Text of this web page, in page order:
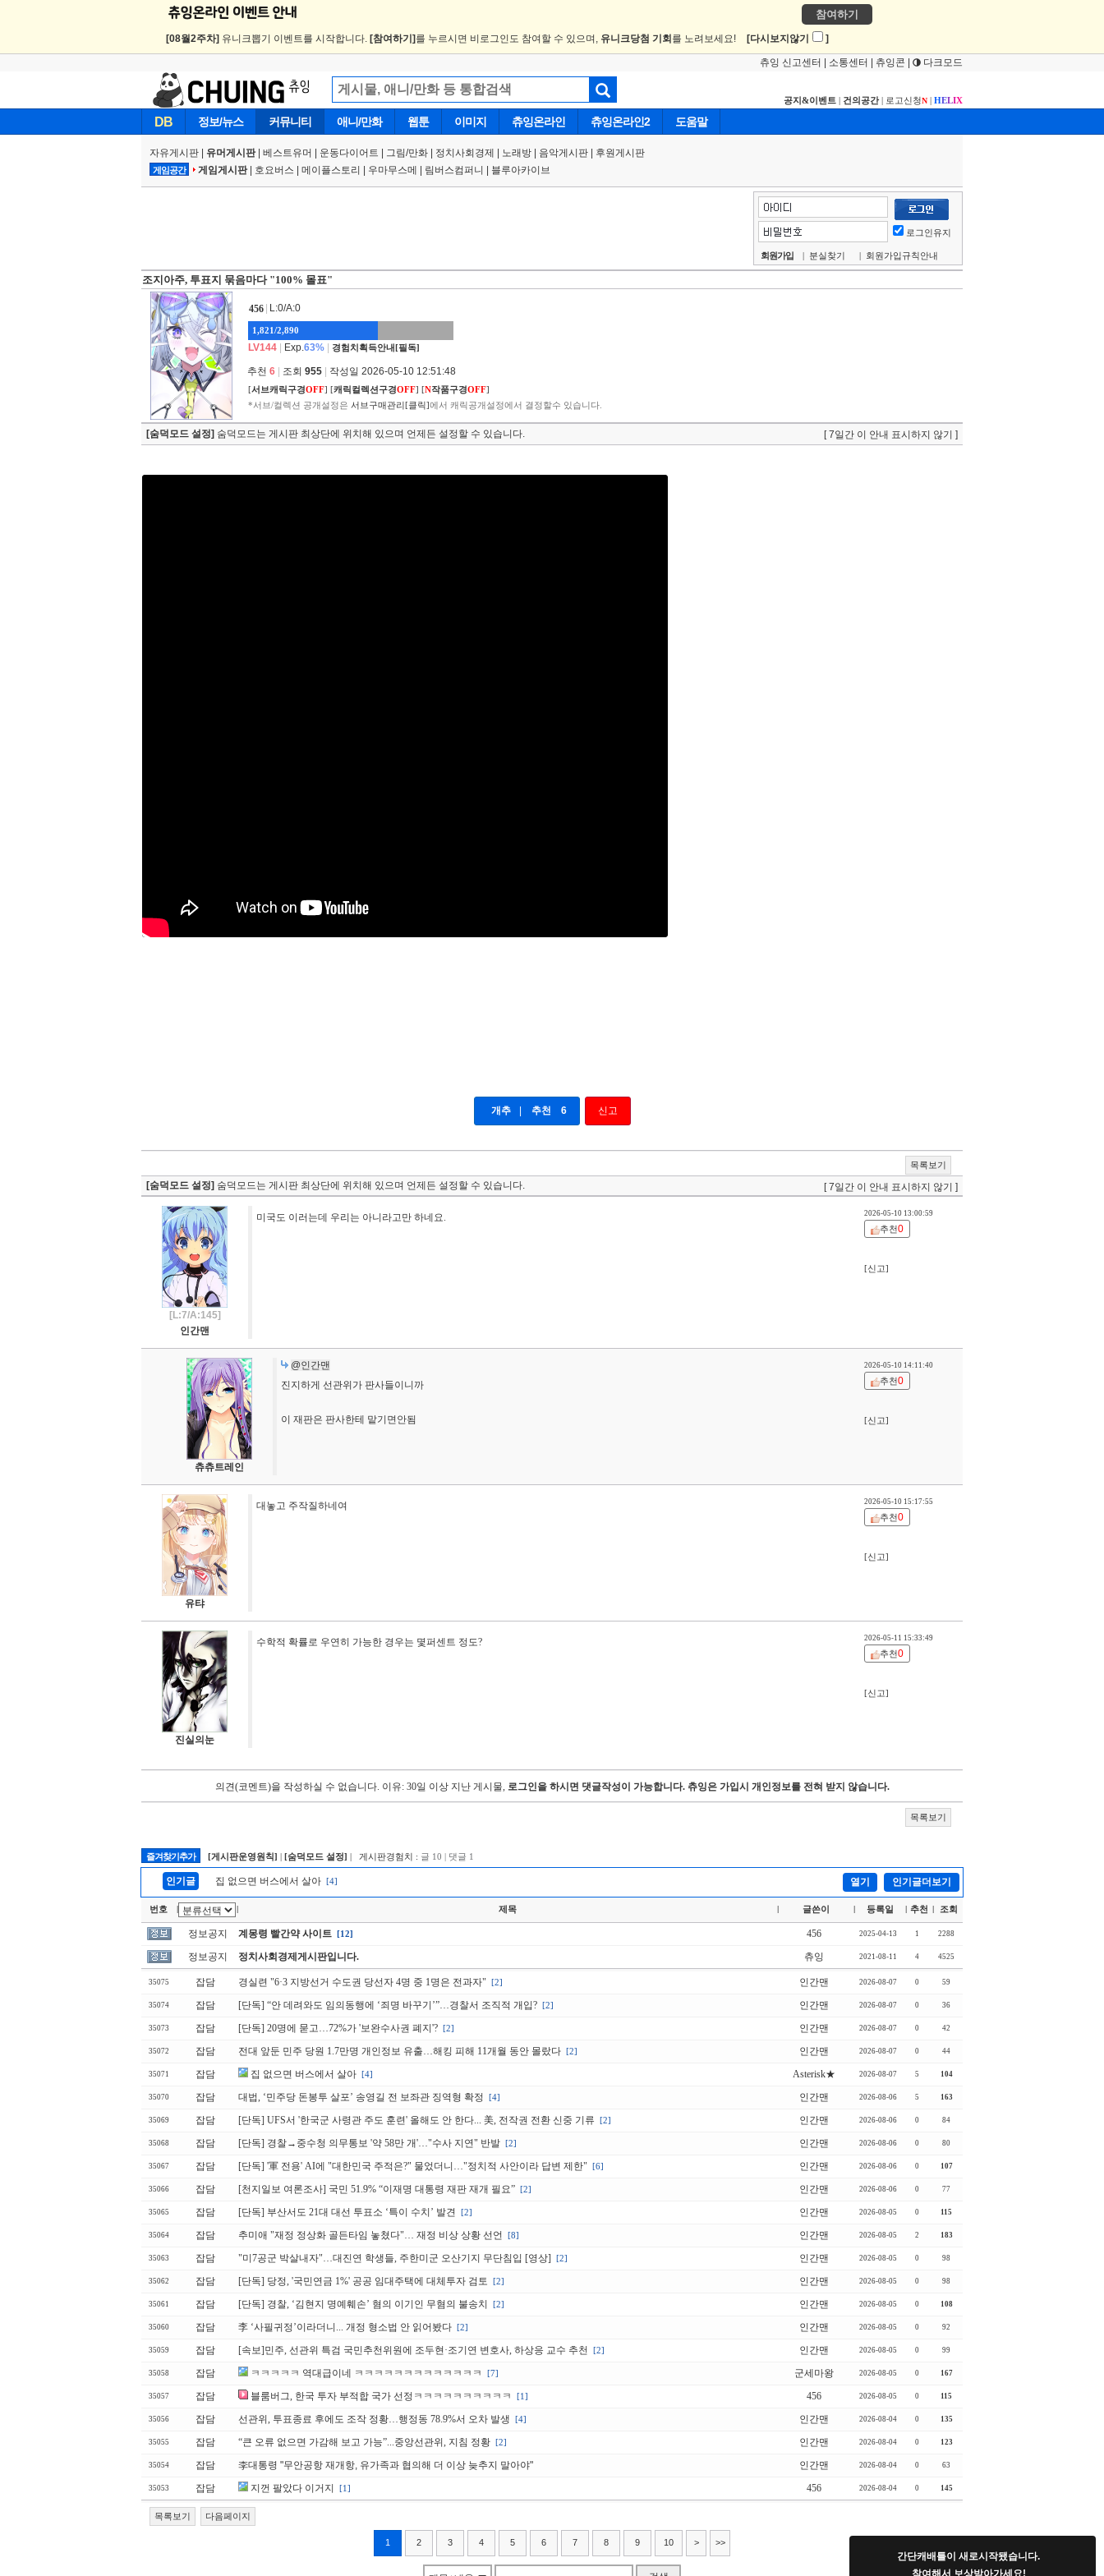
참여하기
[08월2주차] 유니크뽑기 이벤트를 시작합니다. [참여하기] 를 누르시면 비로그인도 참여할 수 있으며, 유니크당첨 기회 를 노려보세요! [다시보지않기 ]
츄잉 신고센터 소통센터 츄잉콘 다크모드
공지&이벤트 | 건의공간| 로고신청N | HELIX
DB 정보/뉴스 커뮤니티 애니/만화 웹툰 이미지 츄잉온라인 츄잉온라인2 도움말
자유게시판 유머게시판| 베스트유머 운동다이어트 | 그림/만화 정치사회경제 노래방 음악게시판 후원게시판
게임공간 게임게시판| 호요버스 메이플스토리 우마무스메 림버스컴퍼니 블루아카이브
로그인유지
회원가입 | 분실찾기 | 회원가입규칙안내
조지아주, 투표지 묶음마다 "100% 몰표"
456 L:0/A:0
1,821/2,890
LV144 Exp.63% 경험치획득안내[필독]
추천 6 조회 955 작성일 2026-05-10 12:51:48
[서브캐릭구경OFF] [캐릭컬렉션구경OFF] [N작품구경OFF]
*서브/컬렉션 공개설정은 서브구매관리[클릭]에서 캐릭공개설정에서 결정할수 있습니다.
[숨덕모드 설정] 숨덕모드는 게시판 최상단에 위치해 있으며 언제든 설정할 수 있습니다. [ 7일간 이 안내 표시하지 않기 ]
개추 추천 6 신고
목록보기
[숨덕모드 설정] 숨덕모드는 게시판 최상단에 위치해 있으며 언제든 설정할 수 있습니다. [ 7일간 이 안내 표시하지 않기 ]
[L:7/A:145]
인간맨
미국도 이러는데 우리는 아니라고만 하네요. 2026-05-10 13:00:59
추천0
[신고]
츄츄트레인
@인간맨
진지하게 선관위가 판사들이니까
이 재판은 판사한테 맡기면안됨
2026-05-10 14:11:40
추천0
[신고]
유탸
대놓고 주작질하네여 2026-05-10 15:17:55
추천0
[신고]
진실의눈
수학적 확률로 우연히 가능한 경우는 몇퍼센트 정도? 2026-05-11 15:33:49
추천0
[신고]
의견(코멘트)을 작성하실 수 없습니다. 이유: 30일 이상 지난 게시물, 로그인을 하시면 댓글작성이 가능합니다. 츄잉은 가입시 개인정보를 전혀 받지 않습니다.
목록보기
즐겨찾기추가 [게시판운영원칙] | [숨덕모드 설정] | 게시판경험치 : 글 10 | 댓글 1
인기글 집 없으면 버스에서 살아 [4] 열기 인기글더보기
번호 제목 글쓴이 등록일 추천 조회
정보공지 계몽령 빨간약 사이트 [12] 456 2025-04-13 1 2288
정보공지 정치사회경제게시판입니다. 츄잉 2021-08-11 4 4525
35075 잡담 경실련 "6·3 지방선거 수도권 당선자 4명 중 1명은 전과자" [2] 인간맨 2026-08-07 0 59
35074 잡담 [단독] “안 데려와도 임의동행에 ‘죄명 바꾸기’”…경찰서 조직적 개입? [2] 인간맨 2026-08-07 0 36
35073 잡담 [단독] 20명에 묻고…72%가 '보완수사권 폐지'? [2] 인간맨 2026-08-07 0 42
35072 잡담 전대 앞둔 민주 당원 1.7만명 개인정보 유출…해킹 피해 11개월 동안 몰랐다 [2] 인간맨 2026-08-07 0 44
35071 잡담 집 없으면 버스에서 살아 [4] Asterisk★ 2026-08-07 5 104
35070 잡담 대법, ‘민주당 돈봉투 살포’ 송영길 전 보좌관 징역형 확정 [4] 인간맨 2026-08-06 5 163
35069 잡담 [단독] UFS서 '한국군 사령관 주도 훈련' 올해도 안 한다... 美, 전작권 전환 신중 기류 [2] 인간맨 2026-08-06 0 84
35068 잡담 [단독] 경찰→중수청 의무통보 '약 58만 개'…"수사 지연" 반발 [2] 인간맨 2026-08-06 0 80
35067 잡담 [단독] '軍 전용' AI에 "대한민국 주적은?" 물었더니…"정치적 사안이라 답변 제한" [6] 인간맨 2026-08-06 0 107
35066 잡담 [천지일보 여론조사] 국민 51.9% “이재명 대통령 재판 재개 필요” [2] 인간맨 2026-08-06 0 77
35065 잡담 [단독] 부산서도 21대 대선 투표소 ‘특이 수치’ 발견 [2] 인간맨 2026-08-05 0 115
35064 잡담 추미애 "재정 정상화 골든타임 놓쳤다"… 재정 비상 상황 선언 [8] 인간맨 2026-08-05 2 183
35063 잡담 "미7공군 박살내자"…대진연 학생들, 주한미군 오산기지 무단침입 [영상] [2] 인간맨 2026-08-05 0 98
35062 잡담 [단독] 당정, '국민연금 1%' 공공 임대주택에 대체투자 검토 [2] 인간맨 2026-08-05 0 98
35061 잡담 [단독] 경찰, ‘김현지 명예훼손’ 혐의 이기인 무혐의 불송치 [2] 인간맨 2026-08-05 0 108
35060 잡담 李 ‘사필귀정’이라더니... 개정 형소법 안 읽어봤다 [2] 인간맨 2026-08-05 0 92
35059 잡담 [속보]민주, 선관위 특검 국민추천위원에 조두현·조기연 변호사, 하상응 교수 추천 [2] 인간맨 2026-08-05 0 99
35058 잡담 ㅋㅋㅋㅋㅋ 역대급이네 ㅋㅋㅋㅋㅋㅋㅋㅋㅋㅋㅋㅋㅋ [7] 군세마왕 2026-08-05 0 167
35057 잡담 블룸버그, 한국 투자 부적합 국가 선정ㅋㅋㅋㅋㅋㅋㅋㅋㅋㅋ [1] 456 2026-08-05 0 115
35056 잡담 선관위, 투표종료 후에도 조작 정황…행정동 78.9%서 오차 발생 [4] 인간맨 2026-08-04 0 135
35055 잡담 “큰 오류 없으면 가감해 보고 가능”...중앙선관위, 지침 정황 [2] 인간맨 2026-08-04 0 123
35054 잡담 李대통령 "무안공항 재개항, 유가족과 협의해 더 이상 늦추지 말아야" 인간맨 2026-08-04 0 63
35053 잡담 지껀 팔았다 이거지 [1] 456 2026-08-04 0 145
목록보기 다음페이지
1 2 3 4 5 6 7 8 9 10 > >>
간단캐배틀이 새로시작됐습니다.
참여해서 보상받아가세요!